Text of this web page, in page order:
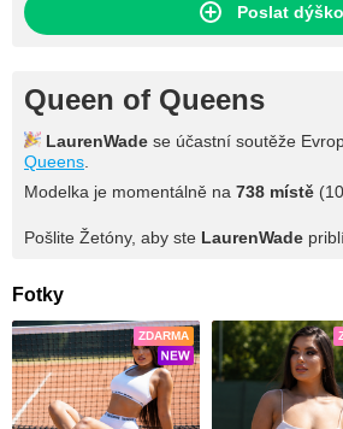
Poslat dýško
Queen of Queens
LaurenWade se účastní soutěže
Queens
Modelka je momentálně na 738 místě
Pošlite Žetóny, aby ste LaurenWade
Fotky
ZDARMA